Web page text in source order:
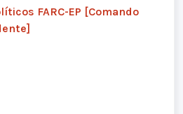
FARC-EP [Comando